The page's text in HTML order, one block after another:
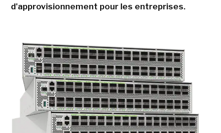
d'approvisionnement pour les entreprises.